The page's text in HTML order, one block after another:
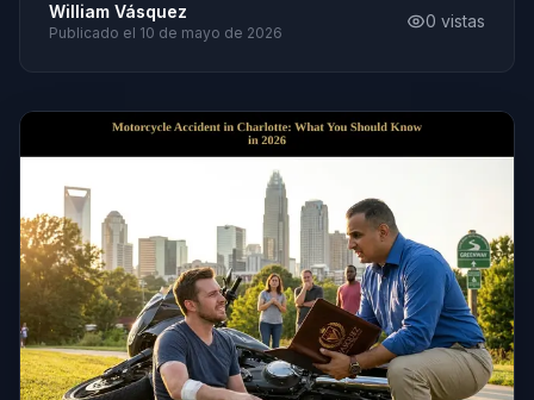
William Vásquez
Publicado el 10 de mayo de 2026
0 vistas